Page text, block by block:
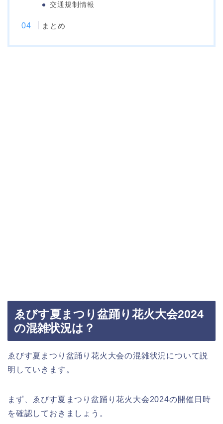
交通規制情報
まとめ
ゑびす夏まつり盆踊り花火大会2024
の混雑状況は？
ゑびす夏まつり盆踊り花火大会の混雑状況について説
明していきます。
まず、ゑびす夏まつり盆踊り花火大会2024の開催日時
を確認しておきましょう。